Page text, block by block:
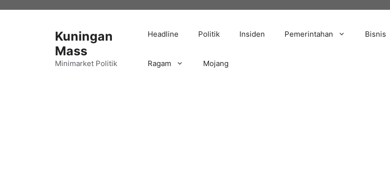
Kuningan
Mass
Minimarket Politik
Headline Politik Insiden Pemerintahan Bisnis
Ragam Mojang